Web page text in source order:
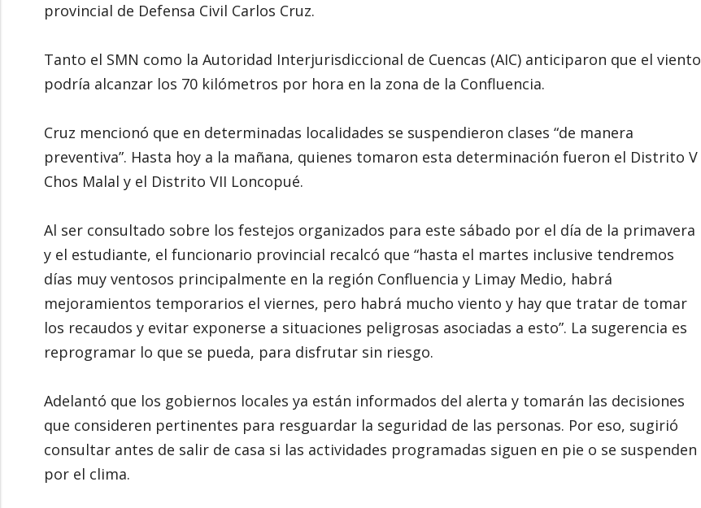
provincial de Defensa Civil Carlos Cruz.
Tanto el SMN como la Autoridad Interjurisdiccional de Cuencas (AIC) anticiparon que el viento
podría alcanzar los 70 kilómetros por hora en la zona de la Confluencia.
Cruz mencionó que en determinadas localidades se suspendieron clases “de manera
preventiva”. Hasta hoy a la mañana, quienes tomaron esta determinación fueron el Distrito V
Chos Malal y el Distrito VII Loncopué.
Al ser consultado sobre los festejos organizados para este sábado por el día de la primavera
y el estudiante, el funcionario provincial recalcó que “hasta el martes inclusive tendremos
días muy ventosos principalmente en la región Confluencia y Limay Medio, habrá
mejoramientos temporarios el viernes, pero habrá mucho viento y hay que tratar de tomar
los recaudos y evitar exponerse a situaciones peligrosas asociadas a esto”. La sugerencia es
reprogramar lo que se pueda, para disfrutar sin riesgo.
Adelantó que los gobiernos locales ya están informados del alerta y tomarán las decisiones
que consideren pertinentes para resguardar la seguridad de las personas. Por eso, sugirió
consultar antes de salir de casa si las actividades programadas siguen en pie o se suspenden
por el clima.